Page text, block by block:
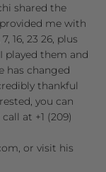
shared the
me with
16, 23 26, plus
played them and
has changed
thankful
you can
at +1 (209)
or visit his